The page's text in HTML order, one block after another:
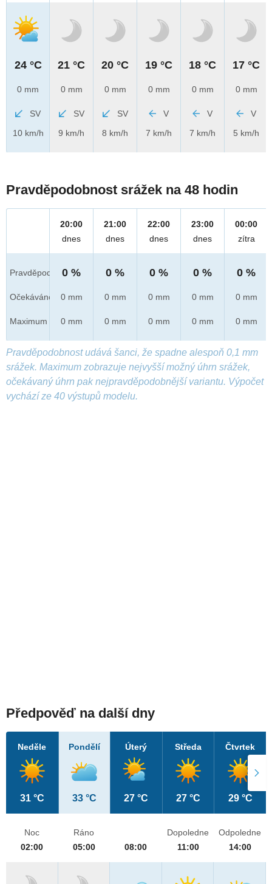
24 °C
0 mm
SV
10 km/h
21 °C
0 mm
SV
9 km/h
20 °C
0 mm
SV
8 km/h
19 °C
0 mm
V
7 km/h
18 °C
0 mm
V
7 km/h
17 °C
0 mm
V
5 km/h
Pravděpodobnost srážek na 48 hodin
Pravděpod.
Očekáváno
Maximum
20:00
dnes
0 %
0 mm
0 mm
21:00
dnes
0 %
0 mm
0 mm
22:00
dnes
0 %
0 mm
0 mm
23:00
dnes
0 %
0 mm
0 mm
00:00
zítra
0 %
0 mm
0 mm
Pravděpodobnost udává šanci, že spadne alespoň 0,1 mm
srážek. Maximum zobrazuje nejvyšší možný úhrn srážek,
očekávaný úhrn pak nejpravděpodobnější variantu. Výpočet
vychází ze 40 výstupů modelu.
Předpověď na další dny
Neděle
31 °C
Pondělí
33 °C
Úterý
27 °C
Středa
27 °C
Čtvrtek
29 °C
Noc
02:00
Ráno
05:00
08:00
Dopoledne
11:00
Odpoledne
14:00